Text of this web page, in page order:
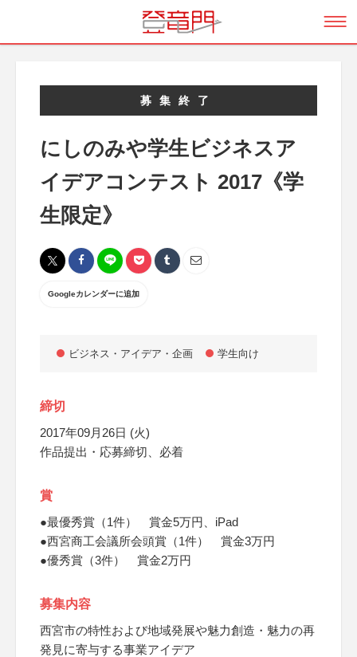
募集終了
にしのみや学生ビジネスア
イデアコンテスト 2017《学
生限定》
Googleカレンダーに追加
ビジネス・アイデア・企画 学生向け
締切
2017年09月26日 (火)
作品提出・応募締切、必着
賞
●最優秀賞（1件） 賞金5万円、iPad
●西宮商工会議所会頭賞（1件） 賞金3万円
●優秀賞（3件） 賞金2万円
募集内容
西宮市の特性および地域発展や魅力創造・魅力の再
発見に寄与する事業アイデア